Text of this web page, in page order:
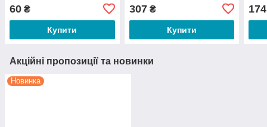
см) 4216-A AXENT (6296)
60 ₴
Купити
307₴
Купити
174
Акційні пропозиції та новинки
Новинка